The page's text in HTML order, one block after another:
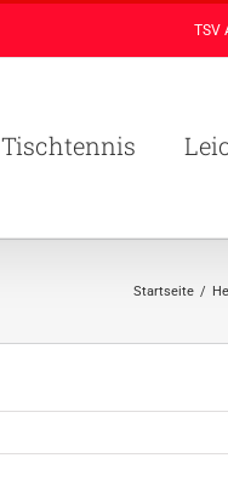
TSV
Tischtennis
Startseite /